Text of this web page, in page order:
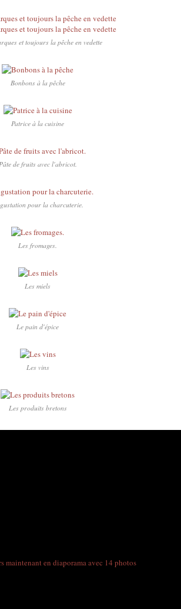
et toujours la pêche en vedette
Bonbons à la pêche
Patrice à la cuisine
de fruits avec l'abricot.
pour la charcuterie.
Les fromages.
Les miels
Le pain d'épice
Les vins
Les produits bretons